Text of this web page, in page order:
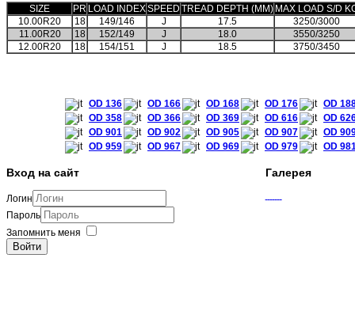
SIZE
PR LOAD INDEXSPEED TREAD DEPTH (MM) MAX LOAD S/D
10.00R20
18 149/146 J 17.5
3250/3000
11.00R20
18 152/149 J 18.0
3550/3250
12.00R20
18 154/151 J 18.5 3750/3450
OD 136 OD 166 OD 168 OD 176
OD
OD 358
OD 366 OD 369 OD 616
OD
OD 901
OD 902 OD 905 OD 907
OD
OD 959
OD 967 OD 969 OD 979 OD
Вход на сайт
Логин
Пароль
Запомнить меня
Войти
Галерея